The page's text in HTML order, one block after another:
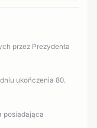
przez Prezydenta
ukończenia 80.
posiadająca